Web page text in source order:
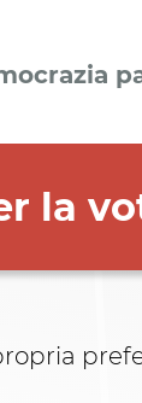
la